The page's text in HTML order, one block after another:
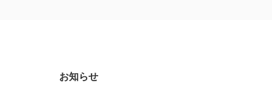
お知らせ